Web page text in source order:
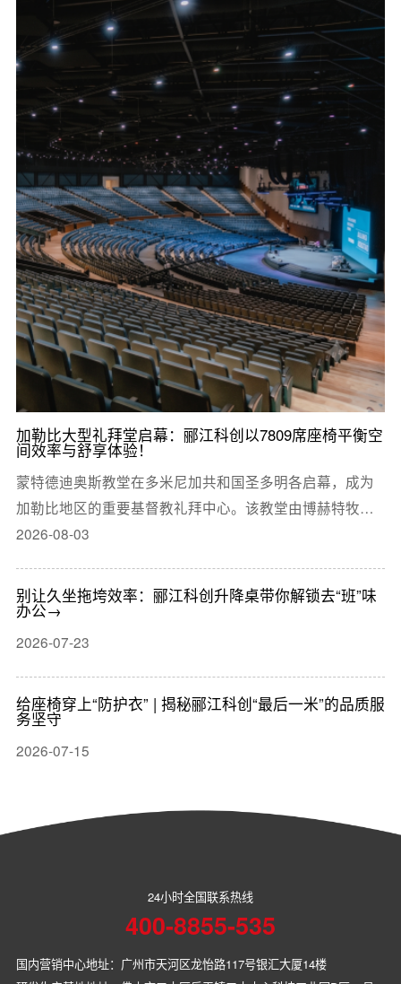
加勒比大型礼拜堂启幕：郦江科创以7809席座椅平衡空
间效率与舒享体验！
蒙特德迪奥斯教堂在多米尼加共和国圣多明各启幕，成为
加勒比地区的重要基督教礼拜中心。该教堂由博赫特牧者
团队主导，建筑面积达16000平方米，设有7809个由郦江
和安全，采用LS-10601P礼堂座椅，确保高密度布局的同
时提供舒适的乘坐体验，并严格遵循安全规范。
2026-08-03
别让久坐拖垮效率：郦江科创升降桌带你解锁去“班”味
办公→
2026-07-23
给座椅穿上“防护衣” | 揭秘郦江科创“最后一米”的品质服
务坚守
2026-07-15
24小时全国联系热线
400-8855-535
国内营销中心地址：广州市天河区龙怡路117号银汇大厦14楼